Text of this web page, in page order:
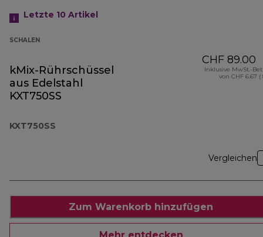
Letzte 10 Artikel
SCHALEN
kMix-Rührschüssel
aus Edelstahl
KXT750SS
KXT750SS
CHF 89.00
Inklusive MwSt.-
von CHF 6.67 (
Vergleichen
Zum Warenkorb hinzufügen